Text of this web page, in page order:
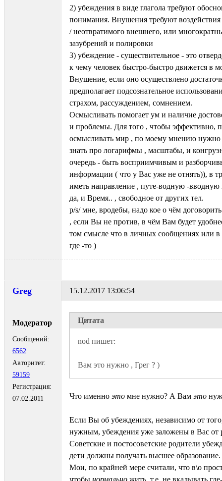
2) убеждения в виде глагола требуют
понимания. Внушения требуют воздействия
/ неотвратимого внешнего, или
зазубрений и полировки
3) убеждение - существительное - это
к чему человек быстро-быстро движется в
Внушение, если оно осуществлено
предполагает подсознательное
страхом, рассуждением, сомнением.
Осмысливать помогает ум и наличие
и проблемы. Для того , чтобы эффективно,
осмысливать мир , по моему мнению нужно
знать про логарифмы , масштабы, и
очередь - быть восприимчивым и
информации ( что у Вас уже не отнять)), в
иметь направление , путе-водную -вводную
да, и Время.. , свободное от других тел.
p/s/ мне, вродебы, надо кое о чём
, если Вы не против, в чём Вам будет
том смысле что в личных сообщениях или в
где -то )
Greg
Модератор
Сообщений:
6562
Авторитет:
59159
Регистрация:
07.02.2011
15.12.2017 13:06:54
Цитата
Вам это нужно , Грег ? )
Что именно это мне нужно? А Вам это
Если Вы об убеждениях, независимо от
нужным, убеждения уже заложены в Вас от
Советские и постосоветские родители
дети должны получать высшее образование.
Мои, по крайней мере считали, что в\о